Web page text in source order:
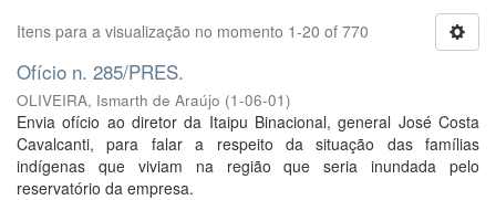
Itens para a visualização no momento 1-20 of 770
Ofício n. 285/PRES.
OLIVEIRA, Ismarth de Araújo (1-06-01)
Envia ofício ao diretor da Itaipu Binacional, general José Costa
Cavalcanti, para falar a respeito da situação das famílias
indígenas que viviam na região que seria inundada pelo
reservatório da empresa.